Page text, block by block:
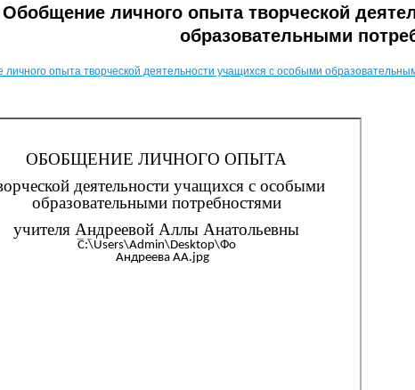
Обобщение личного опыта творческой
образовательными
опыта творческой деятельности учащихся с особыми